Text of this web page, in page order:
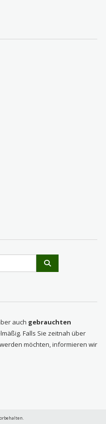
auch gebrauchten
Falls Sie zeitnah über
möchten, informieren wir